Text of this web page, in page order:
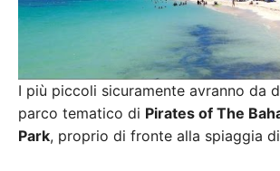
I più piccoli sicuramente avranno da
parco tematico di Pirates of The
Park, proprio di fronte alla spiaggia